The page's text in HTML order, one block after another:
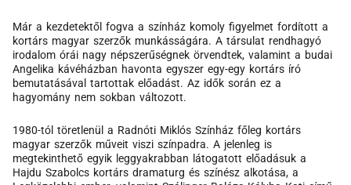
Már a kezdetektől fogva a színház komoly figyelmet fordított a
kortárs magyar szerzők munkásságára. A társulat rendhagyó
irodalom órái nagy népszerűségnek örvendtek, valamint a budai
Angelika kávéházban havonta egyszer egy-egy kortárs író
bemutatásával tartottak előadást. Az idők során ez a
hagyomány nem sokban változott.
1980-tól töretlenül a Radnóti Miklós Színház főleg kortárs
magyar szerzők műveit viszi színpadra. A jelenleg is
megtekinthető egyik leggyakrabban látogatott előadásuk a
Hajdu Szabolcs kortárs dramaturg és színész alkotása, a